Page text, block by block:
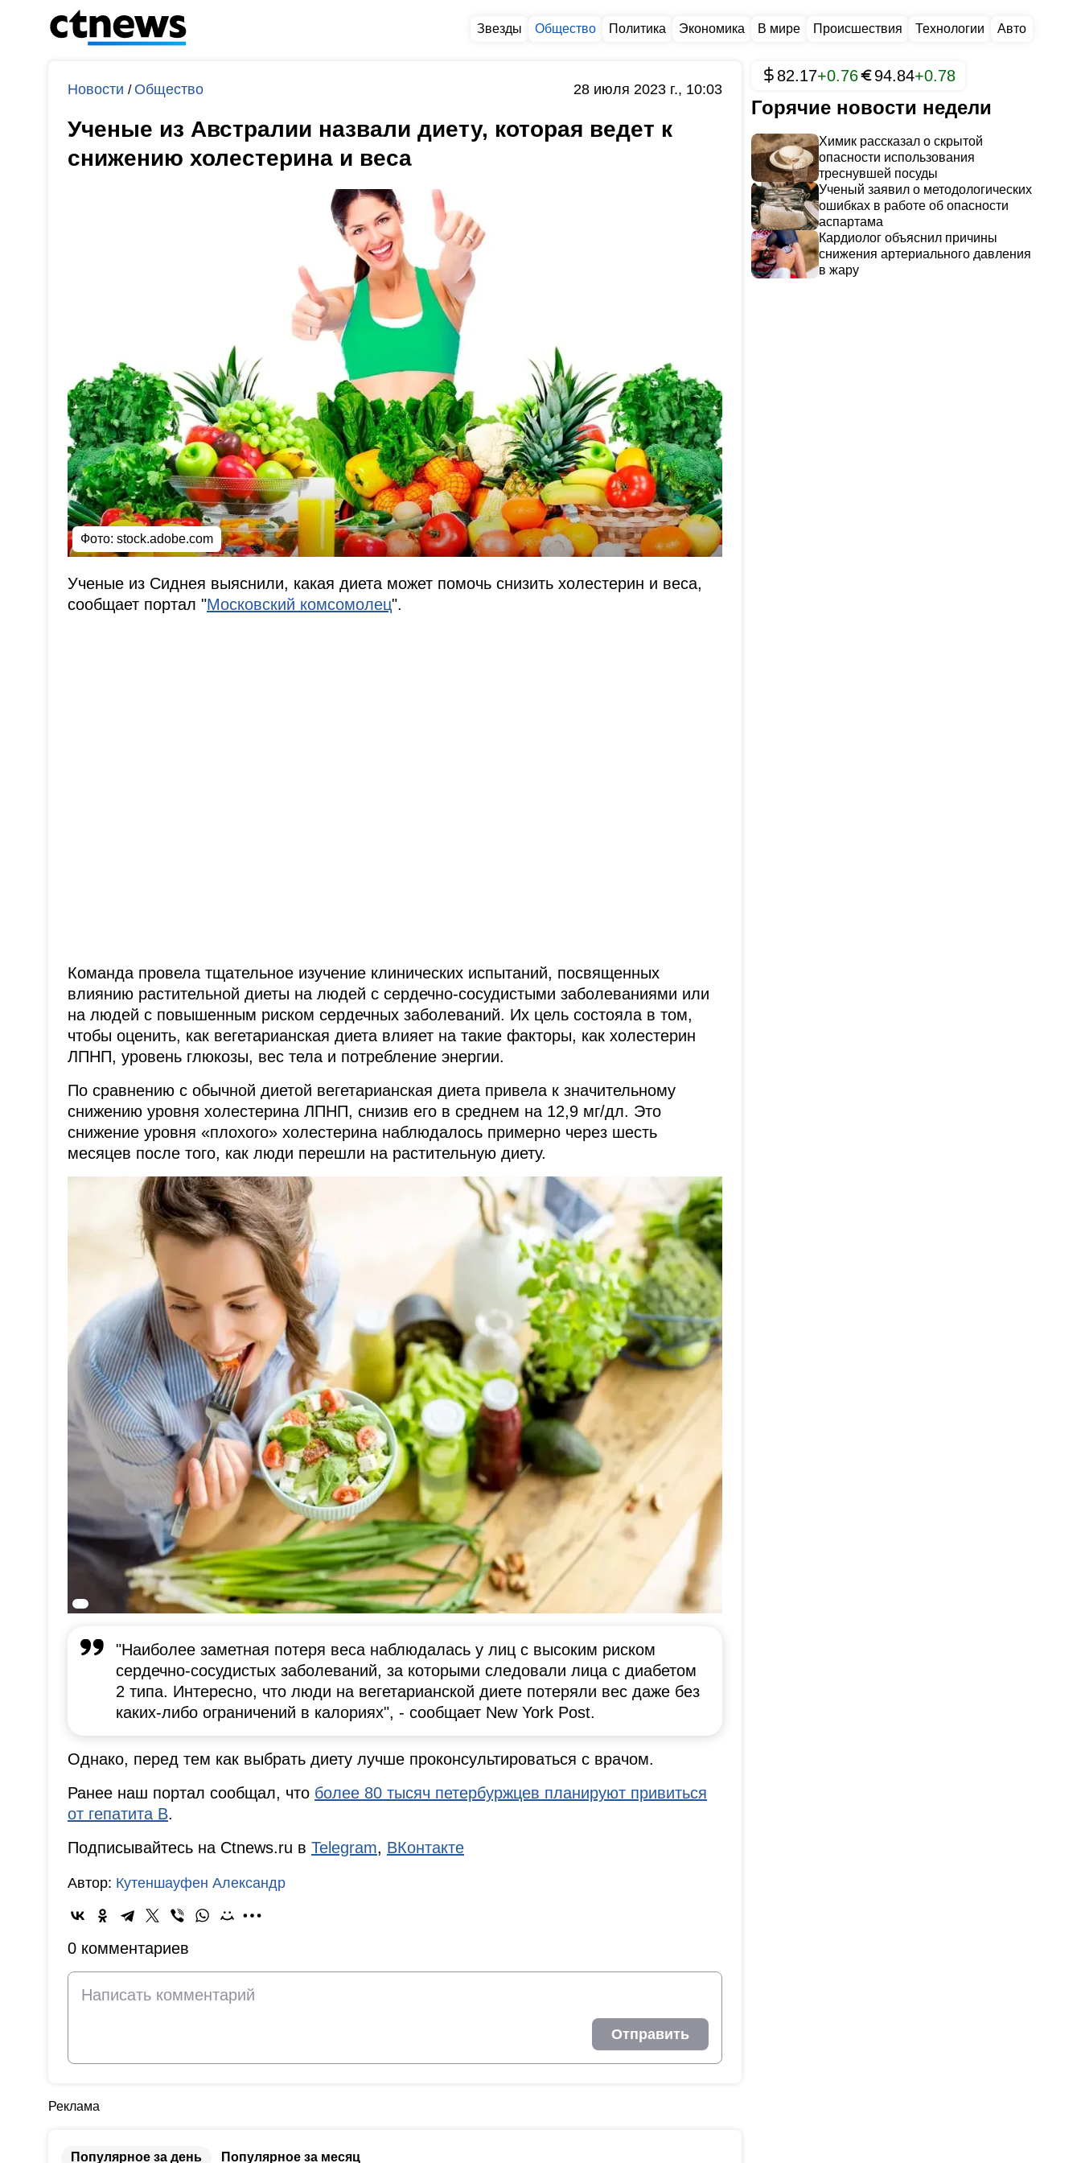
Звезды Общество Политика Экономика В мире Происшествия Технологии Авто
Новости /Общество 28 июля 2023 г., 10:03
Ученые из Австралии назвали диету, которая ведет к
снижению холестерина и веса
Фото: stock.adobe.com
Ученые из Сиднея выяснили, какая диета может помочь снизить холестерин и веса,
сообщает портал "Московский комсомолец".
Команда провела тщательное изучение клинических испытаний, посвященных
влиянию растительной диеты на людей с сердечно-сосудистыми заболеваниями или
на людей с повышенным риском сердечных заболеваний. Их цель состояла в том,
чтобы оценить, как вегетарианская диета влияет на такие факторы, как холестерин
ЛПНП, уровень глюкозы, вес тела и потребление энергии.
По сравнению с обычной диетой вегетарианская диета привела к значительному
снижению уровня холестерина ЛПНП, снизив его в среднем на 12,9 мг/дл. Это
снижение уровня «плохого» холестерина наблюдалось примерно через шесть
месяцев после того, как люди перешли на растительную диету.
"Наиболее заметная потеря веса наблюдалась у лиц с высоким риском
сердечно-сосудистых заболеваний, за которыми следовали лица с диабетом
2 типа. Интересно, что люди на вегетарианской диете потеряли вес даже без
каких-либо ограничений в калориях", - сообщает New York Post.
Однако, перед тем как выбрать диету лучше проконсультироваться с врачом.
Ранее наш портал сообщал, что более 80 тысяч петербуржцев планируют привиться
от гепатита В.
Подписывайтесь на Ctnews.ru в Telegram, ВКонтакте
Автор: Кутеншауфен Александр
0 комментариев
Отправить
Реклама
Популярное за день Популярное за месяц
82.17+0.76 94.84+0.78
Горячие новости недели
Химик рассказал о скрытой
опасности использования
треснувшей посуды
Ученый заявил о методологических
ошибках в работе об опасности
аспартама
Кардиолог объяснил причины
снижения артериального давления
в жару